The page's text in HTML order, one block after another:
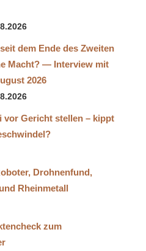
dem Ende des Zweiten
Macht? — Interview mit
2026
vor Gericht stellen – kippt
Drohnenfund,
Rheinmetall
zum